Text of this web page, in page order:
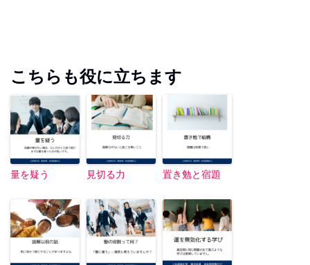
こちらも役に立ちます
量を疑う 見切る力 置き勉と宿題